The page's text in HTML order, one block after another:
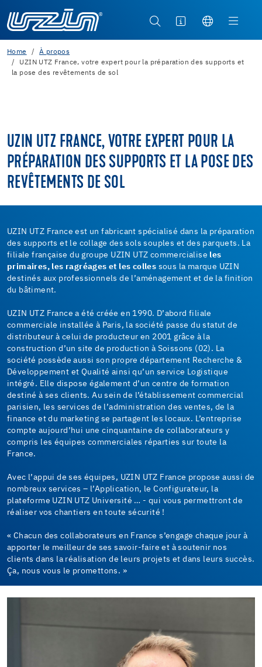
Home
À propos
UZIN UTZ France, votre expert pour la préparation des supports et
la pose des revêtements de sol
UZIN UTZ FRANCE, VOTRE EXPERT POUR LA
PRÉPARATION DES SUPPORTS ET LA POSE DES
REVÊTEMENTS DE SOL
UZIN UTZ France est un fabricant spécialisé dans la préparation
des supports et le collage des sols souples et des parquets. La
filiale française du groupe UZIN UTZ commercialise les
primaires, les ragréages et les colles sous la marque UZIN
destinés aux professionnels de l’aménagement et de la finition
du bâtiment.
UZIN UTZ France a été créée en 1990. D’abord filiale
commerciale installée à Paris, la société passe du statut de
distributeur à celui de producteur en 2001 grâce à la
construction d’un site de production à Soissons (02). La
société possède aussi son propre département Recherche &
Développement et Qualité ainsi qu’un service Logistique
intégré. Elle dispose également d’un centre de formation
destiné à ses clients. Au sein de l’établissement commercial
parisien, les services de l’administration des ventes, de la
finance et du marketing se partagent les locaux. L’entreprise
compte aujourd’hui une cinquantaine de collaborateurs y
compris les équipes commerciales réparties sur toute la
France.
Avec l’appui de ses équipes, UZIN UTZ France propose aussi de
nombreux services – l’Application, le Configurateur, la
plateforme UZIN UTZ Université … - qui vous permettront de
réaliser vos chantiers en toute sécurité !
« Chacun des collaborateurs en France s’engage chaque jour à
apporter le meilleur de ses savoir-faire et à soutenir nos
clients dans la réalisation de leurs projets et dans leurs succès.
Ça, nous vous le promettons. »